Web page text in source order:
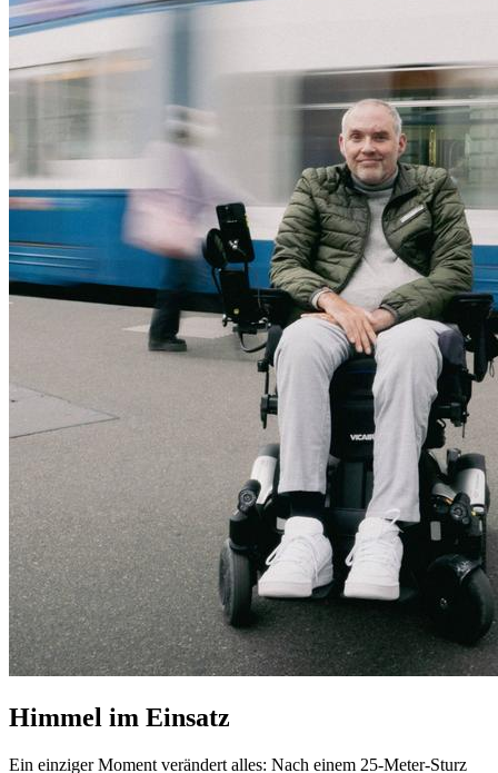
Himmel im Einsatz
Ein einziger Moment verändert alles: Nach einem 25-Meter-Sturz